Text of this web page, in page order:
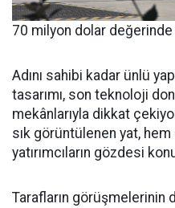
70 milyon dolar
Adını sahibi kadar ünlü
tasarımı, son teknoloji
mekânlarıyla dikkat
sık görüntülenen yat,
yatırımcıların gözdesi
Tarafların görüşmelerinin